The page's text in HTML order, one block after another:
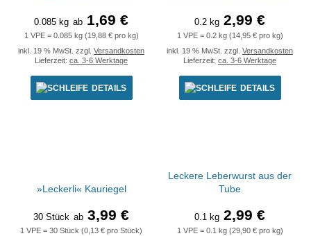
0.085 kg ab 1,69 €
1 VPE = 0.085 kg (19,88 € pro kg)
inkl. 19 % MwSt. zzgl. Versandkosten
Lieferzeit: ca. 3-6 Werktage
DETAILS
0.2 kg 2,99 €
1 VPE = 0.2 kg (14,95 € pro kg)
inkl. 19 % MwSt. zzgl. Versandkosten
Lieferzeit: ca. 3-6 Werktage
DETAILS
»Leckerli« Kauriegel
30 Stück ab 3,99 €
1 VPE = 30 Stück (0,13 € pro Stück)
Leckere Leberwurst aus der
Tube
0.1 kg 2,99 €
1 VPE = 0.1 kg (29,90 € pro kg)